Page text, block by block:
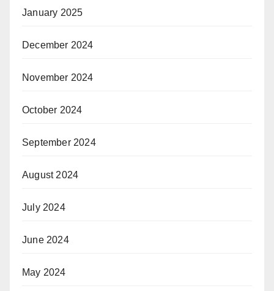
January 2025
December 2024
November 2024
October 2024
September 2024
August 2024
July 2024
June 2024
May 2024